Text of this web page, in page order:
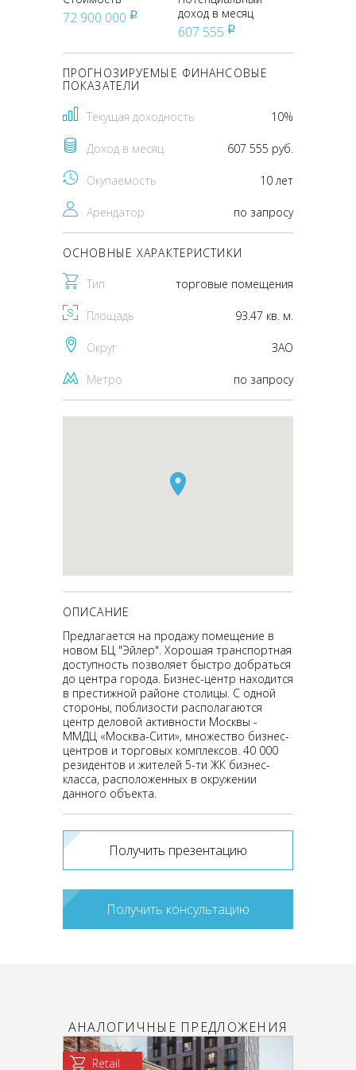
72 900 000 pуб
доход в месяц
607 555 pуб
ПРОГНОЗИРУЕМЫЕ ФИНАНСОВЫЕ
ПОКАЗАТЕЛИ
Текущая доходность 10%
Доход в месяц 607 555 руб.
Окупаемость 10 лет
Арендатор по запросу
ОСНОВНЫЕ ХАРАКТЕРИСТИКИ
Тип торговые помещения
Площадь 93.47 кв. м.
Округ ЗАО
Метро по запросу
ОПИСАНИЕ
Предлагается на продажу помещение в
новом БЦ "Эйлер". Хорошая транспортная
доступность позволяет быстро добраться
до центра города. Бизнес-центр находится
в престижной районе столицы. С одной
стороны, поблизости располагаются
центр деловой активности Москвы -
ММДЦ «Москва-Сити», множество бизнес-
центров и торговых комплексов. 40 000
резидентов и жителей 5-ти ЖК бизнес-
класса, расположенных в окружении
данного объекта.
Получить презентацию
Получить консультацию
АНАЛОГИЧНЫЕ ПРЕДЛОЖЕНИЯ
Retail